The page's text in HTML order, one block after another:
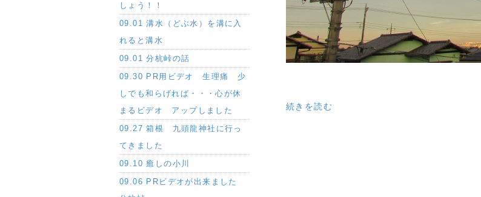
続きを読む
しょう！！
09.01 溝水（どぶ水）を溝に入
れると溝水
09.01 分杭峠の話
09.30 PR用ビデオ 生理痛 少
しでも和らげれば・・・心が休
まるビデオ アップしました
09.27 箱根 九頭龍神社に行っ
てきました
09.10 癒しの小川
09.06 PRビデオが出来ました